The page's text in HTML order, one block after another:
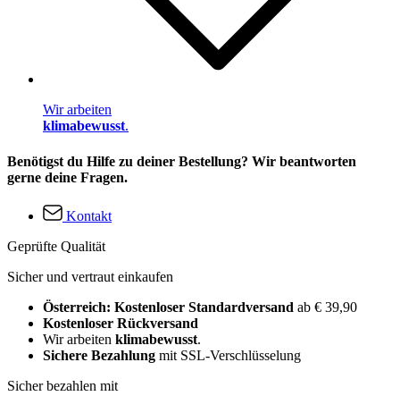
Wir arbeiten
klimabewusst.
Benötigst du Hilfe zu deiner Bestellung? Wir beantworten
gerne deine Fragen.
Kontakt
Geprüfte Qualität
Sicher und vertraut einkaufen
Österreich: Kostenloser Standardversand ab € 39,90
Kostenloser Rückversand
Wir arbeiten klimabewusst.
Sichere Bezahlung mit SSL-Verschlüsselung
Sicher bezahlen mit